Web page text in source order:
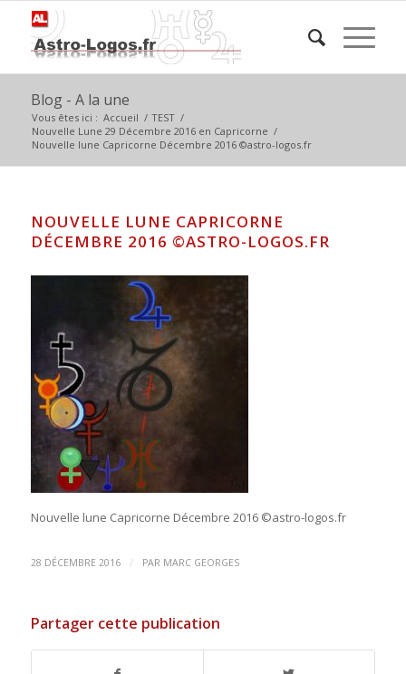
Blog - A la une
Vous êtes ici : Accueil / TEST /
Nouvelle Lune 29 Décembre 2016 en Capricorne /
Nouvelle lune Capricorne Décembre 2016 ©astro-logos.fr
NOUVELLE LUNE CAPRICORNE
DÉCEMBRE 2016 ©ASTRO-LOGOS.FR
Nouvelle lune Capricorne Décembre 2016 ©astro-logos.fr
28 DÉCEMBRE 2016 / PAR MARC GEORGES
Partager cette publication